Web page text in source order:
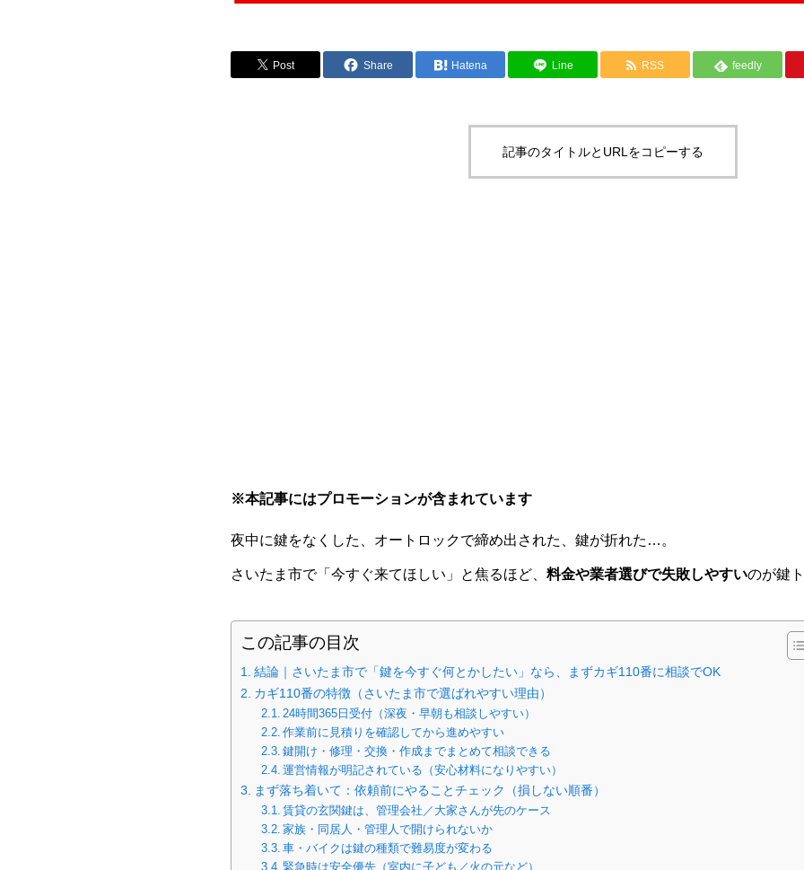
Post Share Hatena Line RSS feedly
記事のタイトルとURLをコピーする
※本記事にはプロモーションが含まれています
夜中に鍵をなくした、オートロックで締め出された、鍵が折れた…。
さいたま市で「今すぐ来てほしい」と焦るほど、 料金や業者選びで失敗しやすいのが鍵
この記事の目次
結論｜さいたま市で「鍵を今すぐ何とかしたい」なら、まずカギ110番に相談でOK
カギ110番の特徴（さいたま市で選ばれやすい理由）
24時間365日受付（深夜・早朝も相談しやすい）
作業前に見積りを確認してから進めやすい
鍵開け・修理・交換・作成までまとめて相談できる
運営情報が明記されている（安心材料になりやすい）
まず落ち着いて：依頼前にやることチェック（損しない順番）
賃貸の玄関鍵は、管理会社／大家さんが先のケース
家族・同居人・管理人で開けられないか
車・バイクは鍵の種類で難易度が変わる
緊急時は安全優先（室内に子ども／火の元など）